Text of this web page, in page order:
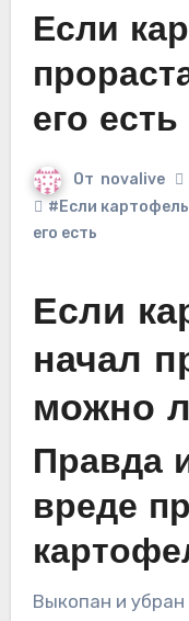
Если
его есть
От novalive
#Если
его есть
Если
начал
можно
Правда
вреде
Выкопан и убран на хранение урожай